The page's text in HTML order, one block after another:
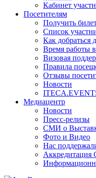
Кабинет
Посетителям
Получить
Список
Как добраться
Время работы
Визовая
Правила
Отзывы
Новости
Медиацентр
Новости
Пресс-релизы
СМИ о
Фото и Видео
Нас